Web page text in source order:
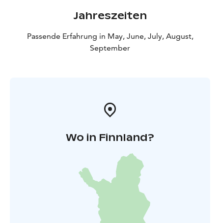
Jahreszeiten
Passende Erfahrung in May, June, July, August,
September
Wo in Finnland?